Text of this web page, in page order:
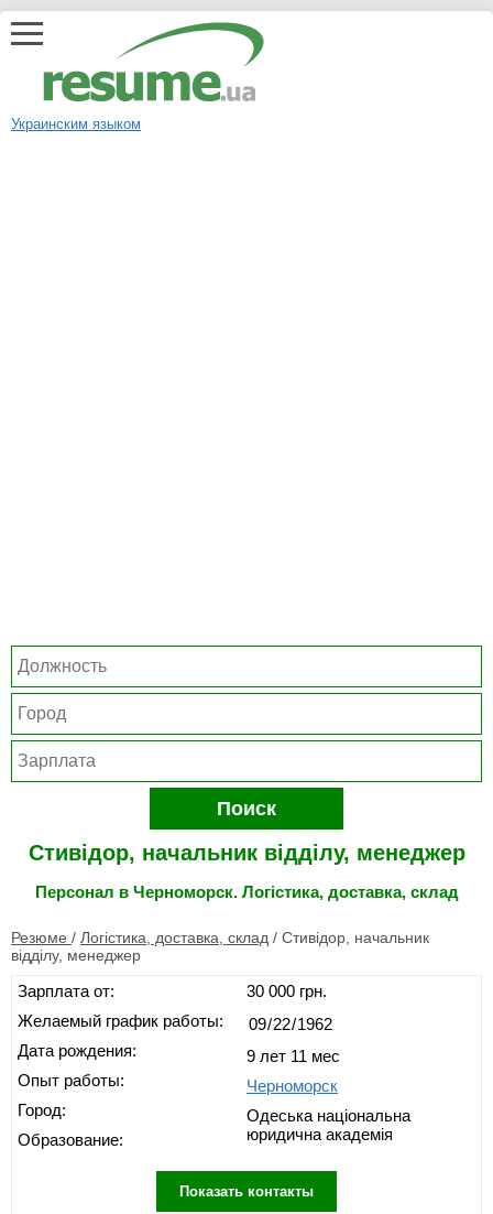
Украинским языком
Поиск
Стивідор, начальник відділу, менеджер
Персонал в Черноморск. Логістика, доставка, склад
Резюме / Логістика, доставка, склад / Стивідор, начальник
відділу, менеджер
Зарплата от:
Желаемый график работы:
Дата рождения:
Опыт работы:
Город:
Образование:
30 000 грн.
9 лет 11 мес
Черноморск
Одеська національна
юридична академія
Показать контакты